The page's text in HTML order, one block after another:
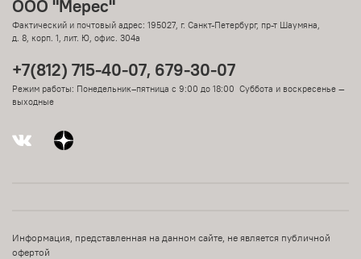
ООО "Мерес"
Фактический и почтовый адрес: 195027, г. Санкт-Петербург, пр-т Шаумяна,
д. 8, корп. 1, лит. Ю, офис. 304а
+7(812) 715-40-07, 679-30-07
Режим работы: Понедельник–пятница с 9:00 до 18:00 Суббота и воскресенье —
выходные
Информация, представленная на данном сайте, не является публичной
офертой